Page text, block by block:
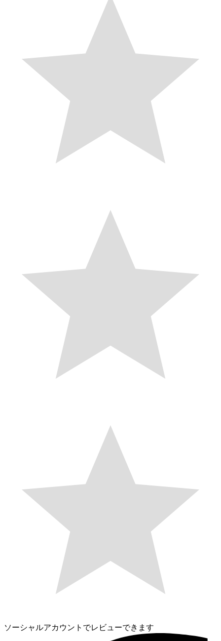
ソーシャルアカウントでレビューできます